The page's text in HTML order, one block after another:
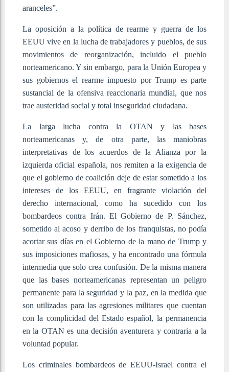
aranceles”.
La oposición a la política de rearme y guerra de los
EEUU vive en la lucha de trabajadores y pueblos, de sus
movimientos de reorganización, incluido el pueblo
norteamericano. Y sin embargo, para la Unión Europea y
sus gobiernos el rearme impuesto por Trump es parte
sustancial de la ofensiva reaccionaria mundial, que nos
trae austeridad social y total inseguridad ciudadana.
La larga lucha contra la OTAN y las bases
norteamericanas y, de otra parte, las maniobras
interpretativas de los acuerdos de la Alianza por la
izquierda oficial española, nos remiten a la exigencia de
que el gobierno de coalición deje de estar sometido a los
intereses de los EEUU, en fragrante violación del
derecho internacional, como ha sucedido con los
bombardeos contra Irán. El Gobierno de P. Sánchez,
sometido al acoso y derribo de los franquistas, no podía
acortar sus días en el Gobierno de la mano de Trump y
sus imposiciones mafiosas, y ha encontrado una fórmula
intermedia que solo crea confusión. De la misma manera
que las bases norteamericanas representan un peligro
permanente para la seguridad y la paz, en la medida que
son utilizadas para las agresiones militares que cuentan
con la complicidad del Estado español, la permanencia
en la OTAN es una decisión aventurera y contraria a la
voluntad popular.
Los criminales bombardeos de EEUU-Israel contra el